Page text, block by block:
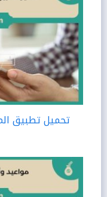
تحميل تطبيق